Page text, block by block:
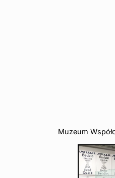
Muzeum